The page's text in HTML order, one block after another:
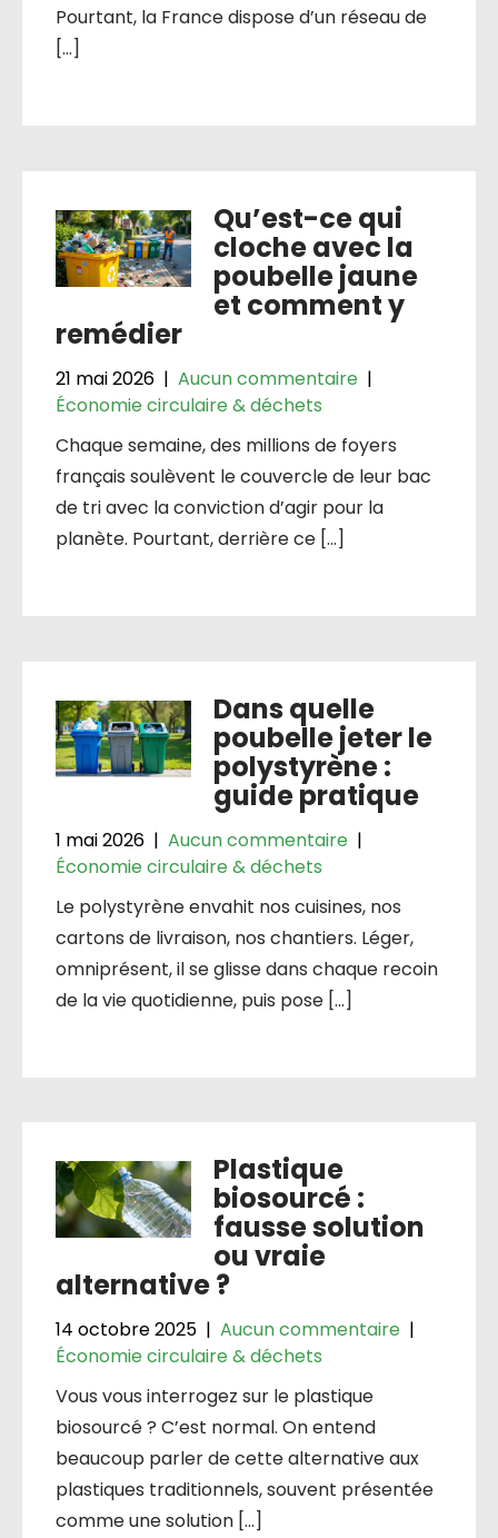
Pourtant, la France dispose d’un réseau de
[…]
Qu’est-ce qui
cloche avec la
poubelle jaune
et comment y
remédier
21 mai 2026 | Aucun commentaire |
Économie circulaire & déchets
Chaque semaine, des millions de foyers
français soulèvent le couvercle de leur bac
de tri avec la conviction d’agir pour la
planète. Pourtant, derrière ce […]
Dans quelle
poubelle jeter le
polystyrène :
guide pratique
1 mai 2026 | Aucun commentaire |
Économie circulaire & déchets
Le polystyrène envahit nos cuisines, nos
cartons de livraison, nos chantiers. Léger,
omniprésent, il se glisse dans chaque recoin
de la vie quotidienne, puis pose […]
Plastique
biosourcé :
fausse solution
ou vraie
alternative ?
14 octobre 2025 | Aucun commentaire |
Économie circulaire & déchets
Vous vous interrogez sur le plastique
biosourcé ? C’est normal. On entend
beaucoup parler de cette alternative aux
plastiques traditionnels, souvent présentée
comme une solution […]